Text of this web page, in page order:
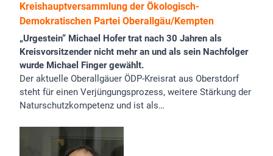
Kreishauptversammlung der Ökologisch-
Demokratischen Partei Oberallgäu/Kempten
„Urgestein“ Michael Hofer trat nach 30 Jahren als
Kreisvorsitzender nicht mehr an und als sein Nachfolger
wurde Michael Finger gewählt.
Der aktuelle Oberallgäuer ÖDP-Kreisrat aus Oberstdorf
steht für einen Verjüngungsprozess, weitere Stärkung der
Naturschutzkompetenz und ist als…